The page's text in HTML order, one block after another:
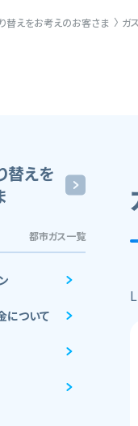
替えをお考えのお客さま ガ
替えを
都市ガス一覧
について